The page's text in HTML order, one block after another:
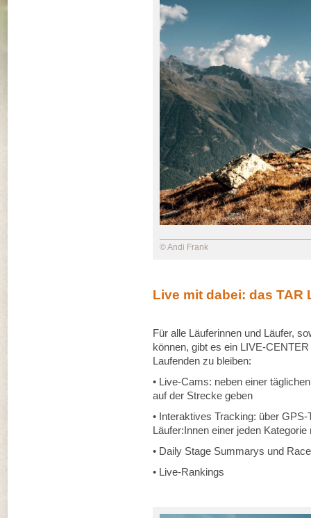
© Andi Frank
Live mit dabei: das TAR
Für alle Läuferinnen und Läufer,
können, gibt es ein LIVE-
Laufenden zu bleiben:
• Live-Cams: neben einer
auf der Strecke geben
• Interaktives Tracking: über
Läufer:Innen einer jeden
• Daily Stage Summarys und
• Live-Rankings